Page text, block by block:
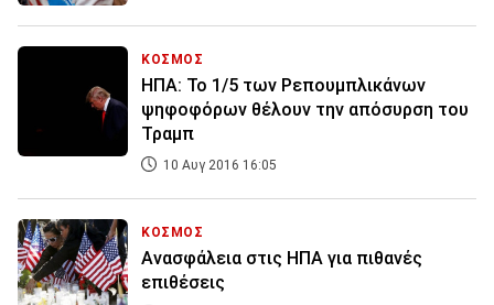
ΚΟΣΜΟΣ
ΗΠΑ: Το 1/5 των Ρεπουμπλικάνων
ψηφοφόρων θέλουν την απόσυρση του
Τραμπ
10 Αυγ 2016 16:05
ΚΟΣΜΟΣ
Ανασφάλεια στις ΗΠΑ για πιθανές
επιθέσεις